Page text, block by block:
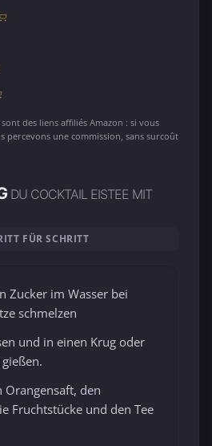
des liens affiliés Amazon : si vous
percevons une commission, sans surcoût
DU COCKTAIL EISTEE MIT
FÜR SCHRITT
Zucker im Wasser bei
schmelzen
und in einen Krug oder
Orangensaft, den
Fruchtstücke und den Tee